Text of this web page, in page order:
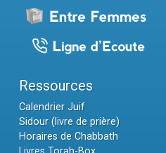
Ressources
Calendrier Juif
Sidour (livre de prière)
Horaires de Chabbath